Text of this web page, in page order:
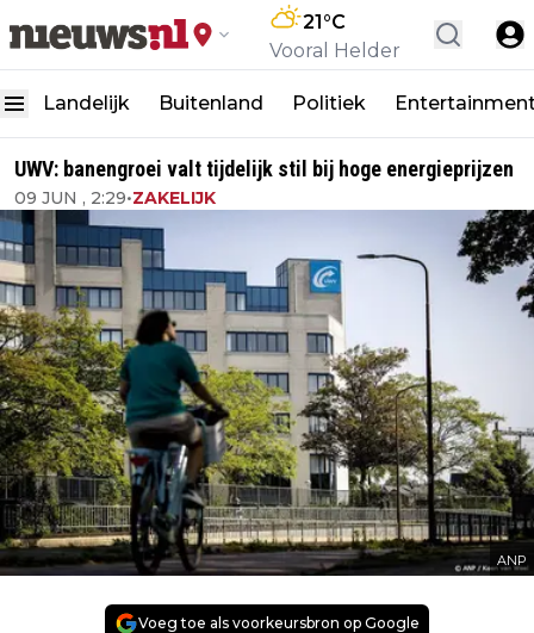
21°C
Vooral Helder
Landelijk Buitenland Politiek
UWV: banengroei valt tijdelijk stil bij hoge energieprijzen
09 JUN , 2:29•ZAKELIJK
ANP
Voeg toe als voorkeursbron op Google